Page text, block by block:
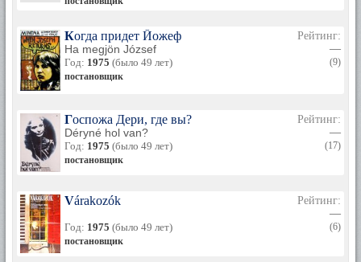
Когда придет Йожеф
Ha megjön József
Год: 1975 (было 49 лет)
постановщик
Рейтинг:
—
(9)
Госпожа Дери, где вы?
Déryné hol van?
Год: 1975 (было 49 лет)
постановщик
Рейтинг:
—
(17)
Várakozók
Год: 1975 (было 49 лет)
постановщик
Рейтинг:
—
(6)